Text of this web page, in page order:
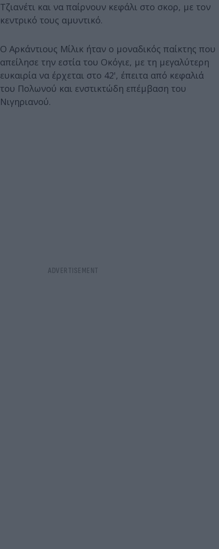
Τζιανέτι και να παίρνουν κεφάλι στο σκορ, με τον
κεντρικό τους αμυντικό.
Ο Αρκάντιους Μίλικ ήταν ο μοναδικός παίκτης που
απείλησε την εστία του Οκόγιε, με τη μεγαλύτερη
ευκαιρία να έρχεται στο 42', έπειτα από κεφαλιά
του Πολωνού και ενστικτώδη επέμβαση του
Νιγηριανού.